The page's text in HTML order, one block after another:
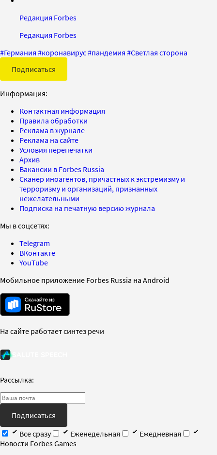
Редакция Forbes
Редакция Forbes
#Германия #коронавирус#пандемия #Светлая сторона
Подписаться
Информация:
Контактная информация
Правила обработки
Реклама в журнале
Реклама на сайте
Условия перепечатки
Архив
Вакансии в Forbes Russia
Сканер иноагентов, причастных к экстремизму и
терроризму и организаций, признанных
нежелательными
Подписка на печатную версию журнала
Мы в соцсетях:
Telegram
ВКонтакте
YouTube
Мобильное приложение Forbes Russia на Android
На сайте работает синтез речи
Рассылка:
Подписаться
Все сразу
Еженедельная
Ежедневная
Новости Forbes Games